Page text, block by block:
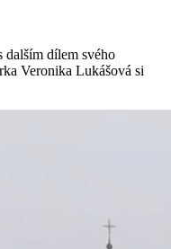
dílem svého
Veronika Lukášová si